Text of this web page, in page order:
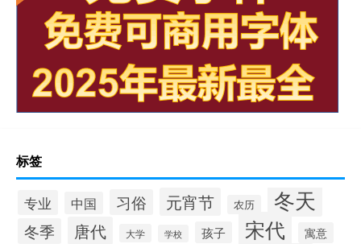
标签
专业 中国 习俗 元宵节 农历 冬天
冬季 唐代 大学 学校 孩子 宋代 寓意